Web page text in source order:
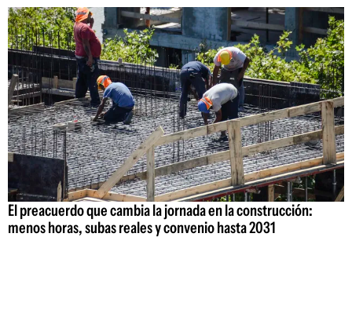
El preacuerdo que cambia la jornada en la construcción:
menos horas, subas reales y convenio hasta 2031